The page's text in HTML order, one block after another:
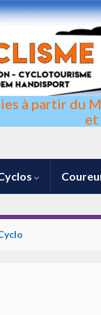
à partir du
et